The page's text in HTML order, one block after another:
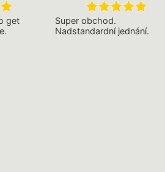
get
Super obchod.
Nadstandardní jednání.